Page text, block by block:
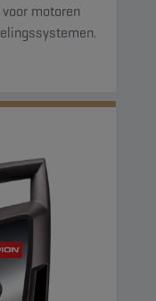
motoren